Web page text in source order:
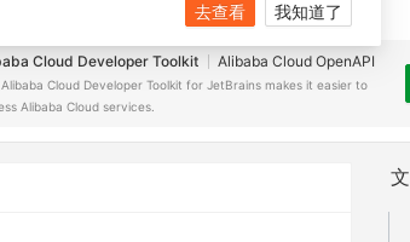
安装之前，确保已创建JetBrains IDE
Cloud Developer Toolkit Alibaba Cloud OpenAPI
Cloud Developer Toolkit for JetBrains makes it easier to
Alibaba Cloud services.
去查看 我知道了